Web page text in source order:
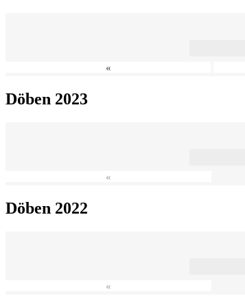
«
Döben 2023
«
Döben 2022
«